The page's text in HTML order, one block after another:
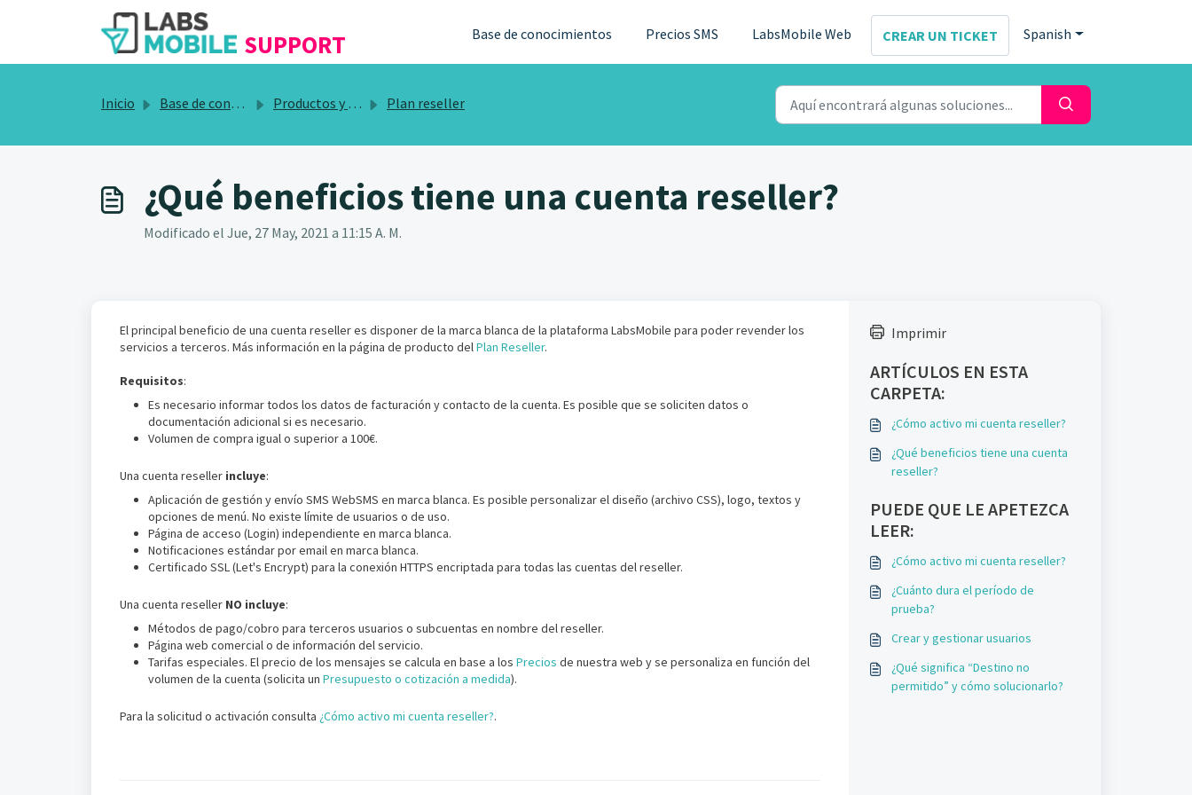
SALTAR AL CONTENIDO PRINCIPAL
SUPPORT Base de conocimientos Precios SMS LabsMobile Web CREAR UN TICKET Spanish
Inicio Base de conocimientos Productos y servicios Plan reseller
¿Qué beneficios tiene una cuenta reseller?
Modificado el Jue, 27 May, 2021 a 11:15 A. M.
El principal beneficio de una cuenta reseller es disponer de la marca blanca de la plataforma LabsMobile para poder revender los
servicios a terceros. Más información en la página de producto delPlan Reseller.
Requisitos:
Es necesario informar todos los datos de facturación y contacto de la cuenta. Es posible que se soliciten datos o
documentación adicional si es necesario.
Volumen de compra igual o superior a 100€.
Una cuenta reseller incluye:
Aplicación de gestión y envío SMS WebSMS en marca blanca. Es posible personalizar el diseño (archivo CSS), logo, textos y
opciones de menú. No existe límite de usuarios o de uso.
Página de acceso (Login) independiente en marca blanca.
Notificaciones estándar por email en marca blanca.
Certificado SSL (Let's Encrypt) para la conexión HTTPS encriptada para todas las cuentas del reseller.
Una cuenta reseller NO incluye:
Métodos de pago/cobro para terceros usuarios o subcuentas en nombre del reseller.
Página web comercial o de información del servicio.
Tarifas especiales. El precio de los mensajes se calcula en base a los Precios de nuestra web y se personaliza en función del
volumen de la cuenta (solicita un Presupuesto o cotización a medida).
Para la solicitud o activación consulta ¿Cómo activo mi cuenta reseller?.
Imprimir
ARTÍCULOS EN ESTA
CARPETA:
¿Cómo activo mi cuenta reseller?
¿Qué beneficios tiene una cuenta
reseller?
PUEDE QUE LE APETEZCA
LEER:
¿Cómo activo mi cuenta reseller?
¿Cuánto dura el período de
prueba?
Crear y gestionar usuarios
¿Qué significa “Destino no
permitido” y cómo solucionarlo?